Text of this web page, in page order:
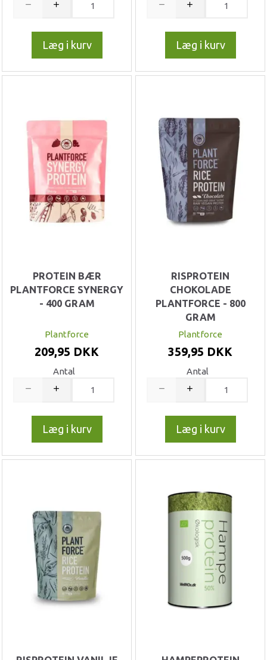
Læg i kurv Læg i kurv
PROTEIN BÆR
PLANTFORCE SYNERGY
- 400 GRAM
Plantforce
209,95 DKK
Antal
Læg i kurv
RISPROTEIN
CHOKOLADE
PLANTFORCE - 800
GRAM
Plantforce
359,95 DKK
Antal
Læg i kurv